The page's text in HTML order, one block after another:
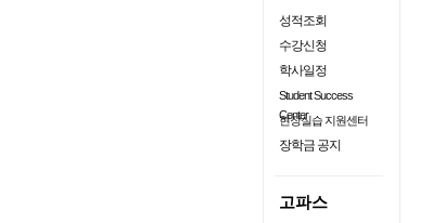
성적조회
수강신청
학사일정
Student Success
Center
현장실습 지원센터
장학금 공지
고파스